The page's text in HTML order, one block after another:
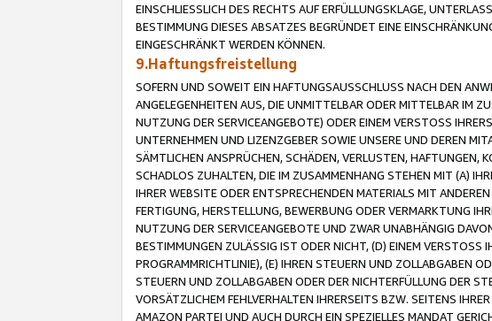
EINSCHLIESSLICH DES RECHTS AUF ERFÜLLUNGSKLAGE,
BESTIMMUNG DIESES ABSATZES BEGRÜNDET EINE
EINGESCHRÄNKT WERDEN KÖNNEN.
9.Haftungsfreistellung
SOFERN UND SOWEIT EIN HAFTUNGSAUSSCHLUSS NACH DEN
ANGELEGENHEITEN AUS, DIE UNMITTELBAR ODER MITTELBAR IM
NUTZUNG DER SERVICEANGEBOTE) ODER EINEM VERSTOSS
UNTERNEHMEN UND LIZENZGEBER SOWIE UNSERE UND DEREN
SÄMTLICHEN ANSPRÜCHEN, SCHÄDEN, VERLUSTEN, HAFTUNGEN,
SCHADLOS ZUHALTEN, DIE IM ZUSAMMENHANG STEHEN MIT (A)
IHRER WEBSITE ODER ENTSPRECHENDEN MATERIALS MIT
FERTIGUNG, HERSTELLUNG, BEWERBUNG ODER VERMARKTUNG
NUTZUNG DER SERVICEANGEBOTE UND ZWAR UNABHÄNGIG
BESTIMMUNGEN ZULÄSSIG IST ODER NICHT, (D) EINEM VERSTOSS
PROGRAMMRICHTLINIE), (E) IHREN STEUERN UND ZOLLABGABEN
STEUERN UND ZOLLABGABEN ODER DER NICHTERFÜLLUNG DER
VORSÄTZLICHEM FEHLVERHALTEN IHRERSEITS BZW. SEITENS
AMAZON PARTEI UND AUCH DURCH EIN SPEZIELLES MANDAT